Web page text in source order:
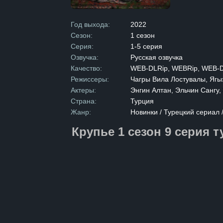
её в своём
тайны и
Год выхода:
2022
Сезон:
1 сезон
Серия:
1-5 серия
Озвучка:
Русская озвучка
Качество:
WEB-DLRip, WEBRip, WEB-
Режиссеры:
Чагры Вила Лостувалы,
Актеры:
Энгин Алтан, Эльчин
Страна:
Турция
Жанр:
Новинки / Турецкий
Крупье 1 сезон 9 серия